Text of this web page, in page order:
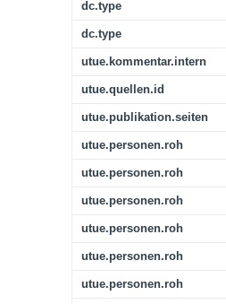
dc.type
dc.type
utue.kommentar.intern
utue.quellen.id
utue.publikation.seiten
utue.personen.roh
utue.personen.roh
utue.personen.roh
utue.personen.roh
utue.personen.roh
utue.personen.roh